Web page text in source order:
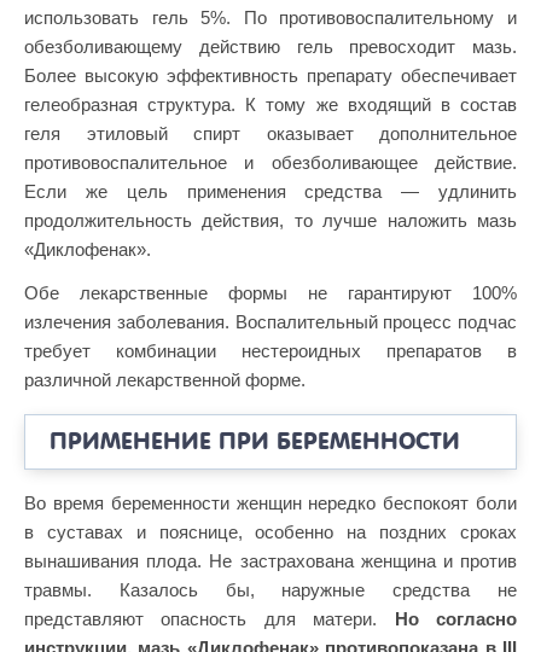
использовать гель 5%. По противовоспалительному и
обезболивающему действию гель превосходит мазь.
Более высокую эффективность препарату обеспечивает
гелеобразная структура. К тому же входящий в состав
геля этиловый спирт оказывает дополнительное
противовоспалительное и обезболивающее действие.
Если же цель применения средства — удлинить
продолжительность действия, то лучше наложить мазь
«Диклофенак».
Обе лекарственные формы не гарантируют 100%
излечения заболевания. Воспалительный процесс подчас
требует комбинации нестероидных препаратов в
различной лекарственной форме.
ПРИМЕНЕНИЕ ПРИ БЕРЕМЕННОСТИ
Во время беременности женщин нередко беспокоят боли
в суставах и пояснице, особенно на поздних сроках
вынашивания плода. Не застрахована женщина и против
травмы. Казалось бы, наружные средства не
представляют опасность для матери. Но согласно
инструкции, мазь «Диклофенак» противопоказана в III